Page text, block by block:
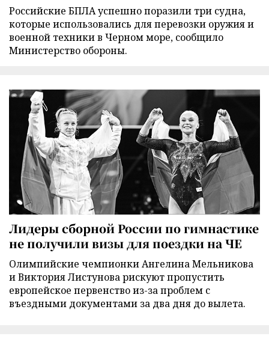
Российские БПЛА успешно поразили три судна,
которые использовались для перевозки оружия и
военной техники в Черном море, сообщило
Министерство обороны.
Лидеры сборной России по гимнастике
не получили визы для поездки на ЧЕ
Олимпийские чемпионки Ангелина Мельникова
и Виктория Листунова рискуют пропустить
европейское первенство из-за проблем с
въездными документами за два дня до вылета.